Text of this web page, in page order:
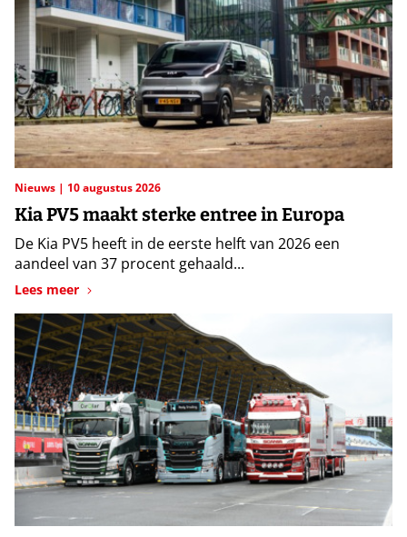
Nieuws 10 augustus 2026
Kia PV5 maakt sterke entree in Europa
De Kia PV5 heeft in de eerste helft van 2026 een
aandeel van 37 procent gehaald...
Lees meer